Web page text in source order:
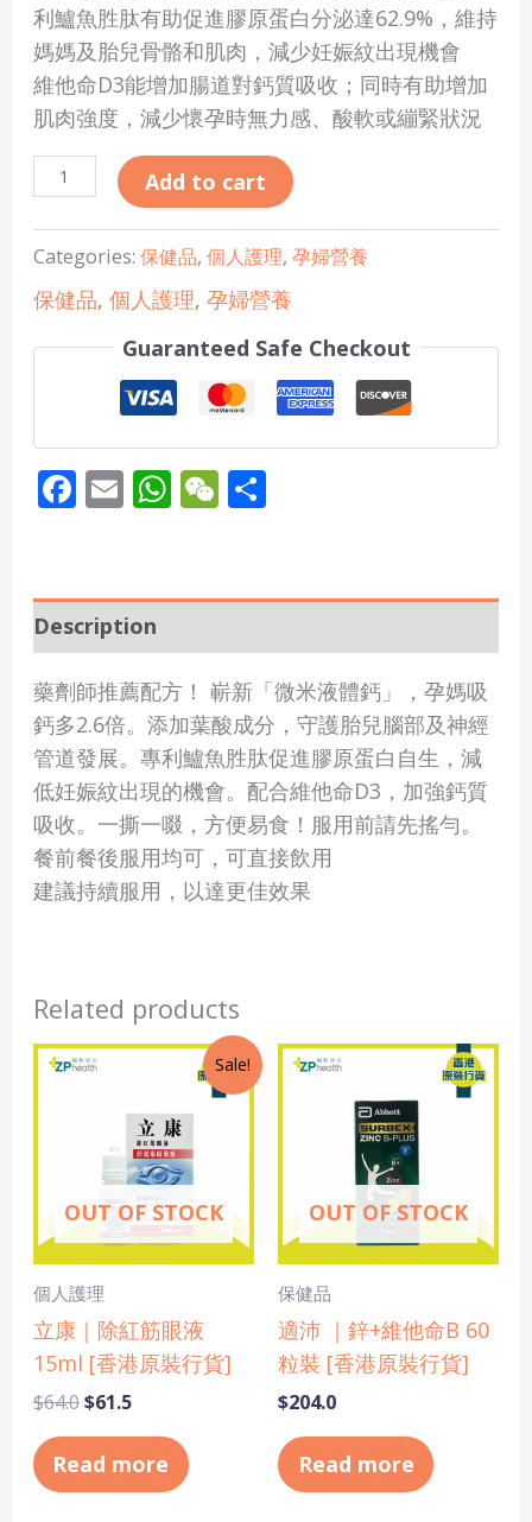
利鱸魚胜肽有助促進膠原蛋白分泌達62.9%，維持
媽媽及胎兒骨骼和肌肉，減少妊娠紋出現機會
維他命D3能增加腸道對鈣質吸收；同時有助增加
肌肉強度，減少懷孕時無力感、酸軟或繃緊狀況
Add to cart
Categories: 保健品, 個人護理, 孕婦營養
保健品, 個人護理, 孕婦營養
Guaranteed Safe Checkout
Facebook
EmailWhatsApp
WeChat
Share
Description
藥劑師推薦配方！ 嶄新「微米液體鈣」，孕媽吸
鈣多2.6倍。添加葉酸成分，守護胎兒腦部及神經
管道發展。專利鱸魚胜肽促進膠原蛋白自生，減
低妊娠紋出現的機會。配合維他命D3，加強鈣質
吸收。一撕一啜，方便易食！服用前請先搖勻。
餐前餐後服用均可，可直接飲用
建議持續服用，以達更佳效果
Related products
Sale!
OUT OF STOCK
個人護理
立康｜除紅筋眼液
15ml [香港原裝行貨]
$64.0
Original
price
$61.5
Current
$61.5.
Read more
OUT OF STOCK
保健品
適沛 ｜鋅+維他命B 60
粒裝 [香港原裝行貨]
$204.0
Read more